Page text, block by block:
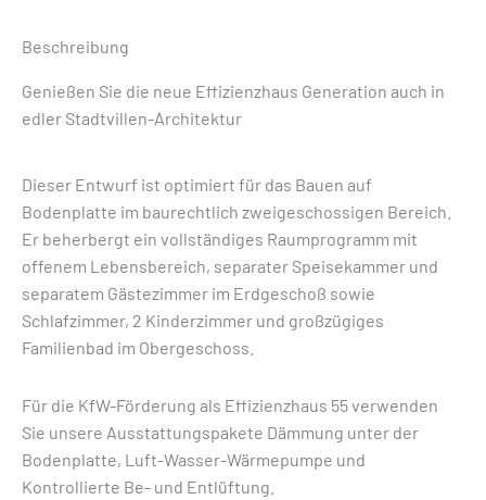
Beschreibung
Genießen Sie die neue Effizienzhaus Generation auch in
edler Stadtvillen-Architektur
Dieser Entwurf ist optimiert für das Bauen auf
Bodenplatte im baurechtlich zweigeschossigen Bereich.
Er beherbergt ein vollständiges Raumprogramm mit
offenem Lebensbereich, separater Speisekammer und
separatem Gästezimmer im Erdgeschoß sowie
Schlafzimmer, 2 Kinderzimmer und großzügiges
Familienbad im Obergeschoss.
Für die KfW-Förderung als Effizienzhaus 55 verwenden
Sie unsere Ausstattungspakete Dämmung unter der
Bodenplatte, Luft-Wasser-Wärmepumpe und
Kontrollierte Be- und Entlüftung.